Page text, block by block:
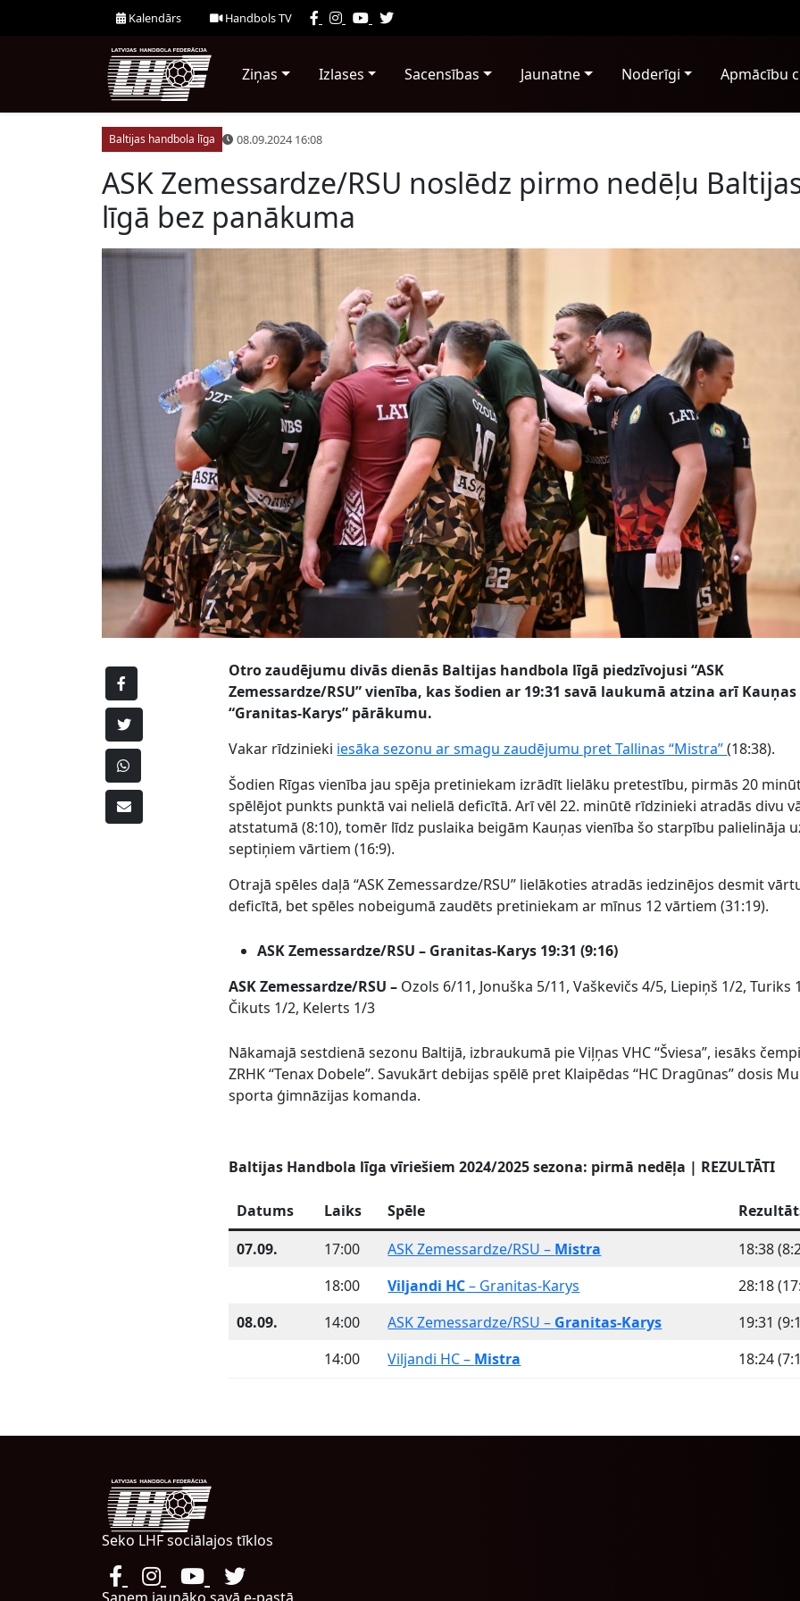
Kalendārs Handbols TV
Ziņas Izlases Sacensības Jaunatne Noderīgi Apmācību
Baltijas handbola līga 08.09.2024 16:08
ASK Zemessardze/RSU noslēdz pirmo nedēļu
līgā bez panākuma
Otro zaudējumu divās dienās Baltijas handbola līgā piedzīvojusi “ASK
Zemessardze/RSU” vienība, kas šodien ar 19:31 savā laukumā atzina arī Kauņas
“Granitas-Karys” pārākumu.
Vakar rīdzinieki iesāka sezonu ar smagu zaudējumu pret Tallinas “Mistra”(18:38).
Šodien Rīgas vienība jau spēja pretiniekam izrādīt lielāku pretestību, pirmās 20
spēlējot punkts punktā vai nelielā deficītā. Arī vēl 22. minūtē rīdzinieki atradās divu
atstatumā (8:10), tomēr līdz puslaika beigām Kauņas vienība šo starpību palielināja
septiņiem vārtiem (16:9).
Otrajā spēles daļā “ASK Zemessardze/RSU” lielākoties atradās iedzinējos desmit
deficītā, bet spēles nobeigumā zaudēts pretiniekam ar mīnus 12 vārtiem (31:19).
ASK Zemessardze/RSU – Granitas-Karys 19:31 (9:16)
ASK Zemessardze/RSU – Ozols 6/11, Jonuška 5/11, Vaškevičs 4/5, Liepiņš 1/2, Turiks
Čikuts 1/2, Kelerts 1/3
Nākamajā sestdienā sezonu Baltijā, izbraukumā pie Viļņas VHC “Šviesa”, iesāks
ZRHK “Tenax Dobele”. Savukārt debijas spēlē pret Klaipēdas “HC Dragūnas” dosis
sporta ģimnāzijas komanda.
Baltijas Handbola līga vīriešiem 2024/2025 sezona: pirmā nedēļa | REZULTĀTI
Datums Laiks Spēle
07.09.
17:00 ASK Zemessardze/RSU – Mistra
18:38
18:00
Viljandi HC– Granitas-Karys
28:18
08.09.
14:00 ASK Zemessardze/RSU – Granitas-Karys
19:31
14:00
Viljandi HC – Mistra 18:24
Seko LHF sociālajos tīklos